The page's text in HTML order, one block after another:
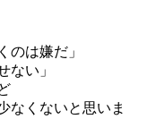
のは嫌だ」
ない」
なくないと思いま